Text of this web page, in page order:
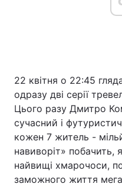
22 квітня о 22:45
одразу дві серії
Цього разу Дмитро
сучасний і
кожен 7 житель -
навиворіт» побачить,
найвищі хмарочоси,
заможного життя